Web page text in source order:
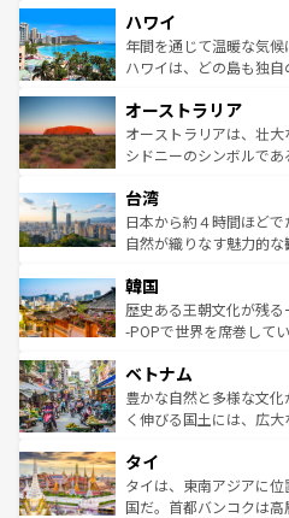
ば市内交通費無料で観光を楽
着のスイス情報はコンテ
のような巨大都市は、観
ンメントが詰まった刺
西部には大自然が広が
部のニューオーリンズで
文化が魅力。旅行者はア
しみながら、その多様
ならではの贅沢な旅のスタイルだ。 なお
情報はコンテンツ一覧を
ハワイ
年間を通じて温暖な気
ハワイは、どの島も独
ワイ島は見逃せない。ま
島だが、静かな自然を求
おすすめ。エメラルド
れるおもてなしの心で訪
人々、おいしいローカ
ク、伝統的なフラダン
ワイを、存分に味わってほしい。 なお、新
はコンテンツ一覧を参照
オーストラリア
オーストラリアは、壮大
シドニーのシンボルで
リアリーフや大陸中央部
ク）、タスマニアの美
ど、見どころがたくさ
いる。アクティビティも
ビング、ハイキングな
い。オーストラリアの
参照してほしい。
台湾
日本から約４時間ほど
自然が織りなす魅力的
ン）、静ひつな山岳地帯
と山間の静けさが共存
驚きをもたらしてくれ
容にもいいと評判のスイ
が味わえる。 な
照してほしい。
韓国
歴史ある王朝文化が残
-POPで世界を席巻して
き、地方に足を延ばせば
できる。そして、キム
まで、さまざまな韓国
リティに包まれながら、
わって
覧を参照してほしい。
ベトナム
豊かな自然と多様な文
く伸びる国土には、広
急速な発展と共に伝統が
ーチミン市のフランス
醸し出している。また
タイ
タイは、東南アジアに
国だ。首都バンコクは